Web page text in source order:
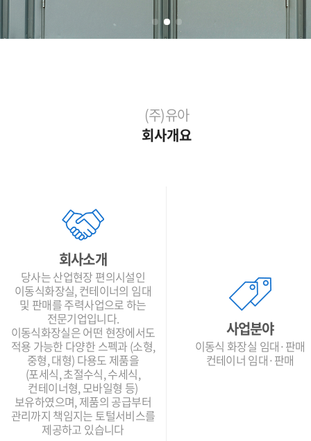
(주)유아
회사개요
회사소개
당사는 산업현장 편의시설인
이동식화장실, 컨테이너의 임대
및 판매를 주력사업으로 하는
전문기업입니다.
이동식화장실은 어떤 현장에서도
적용 가능한 다양한 스펙과 (소형,
중형, 대형) 다용도 제품을
(포세식, 초절수식, 수세식,
컨테이너형, 모바일형 등)
보유하였으며, 제품의 공급부터
관리까지 책임지는 토털서비스를
제공하고 있습니다
사업분야
이동식 화장실 임대·판매
컨테이너 임대·판매